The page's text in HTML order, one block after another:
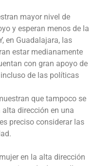
mayor nivel de
y esperan menos de la
en Guadalajara, las
estar medianamente
con gran apoyo de
de las políticas
que tampoco se
alta dirección en una
preciso considerar las
en la alta dirección